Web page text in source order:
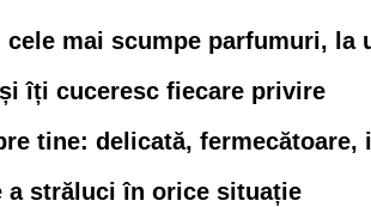
cele mai scumpe parfumuri,
îți cuceresc fiecare privire
tine: delicată,
a străluci în orice situație